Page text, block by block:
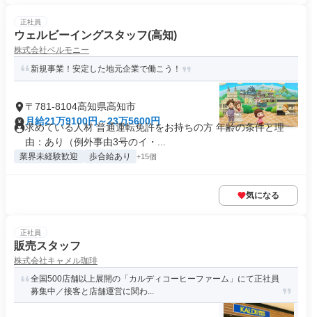
正社員
ウェルビーイングスタッフ(高知)
株式会社ベルモニー
新規事業！安定した地元企業で働こう！
〒781-8104高知県高知市
月給21万9100円～23万5600円
求めている人材 普通運転免許をお持ちの方 年齢の条件と理
由：あり（例外事由3号のイ・...
業界未経験歓迎 歩合給あり +15個
気になる
正社員
販売スタッフ
株式会社キャメル珈琲
全国500店舗以上展開の「カルディコーヒーファーム」にて正社員
募集中／接客と店舗運営に関わ...